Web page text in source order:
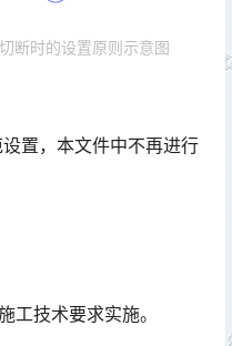
断时的设置原则示意图
置，本文件中不再进行
工技术要求实施。